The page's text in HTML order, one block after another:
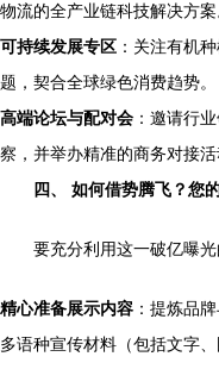
物流的全产业链科技解决方案
可持续发展专区 ：关注有机
题，契合全球绿色消费趋势。
高端论坛与配对会 ：邀请行
察，并举办精准的商务对接
四、 如何借势腾飞？您
要充分利用这一破亿曝光
精心准备展示内容 ：提炼品
多语种宣传材料（包括文字、